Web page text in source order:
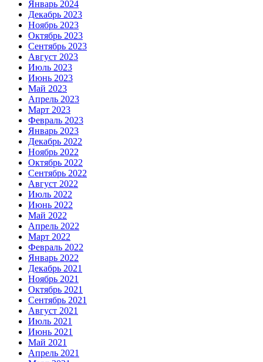
Январь 2024
Декабрь 2023
Ноябрь 2023
Октябрь 2023
Сентябрь 2023
Август 2023
Июль 2023
Июнь 2023
Май 2023
Апрель 2023
Март 2023
Февраль 2023
Январь 2023
Декабрь 2022
Ноябрь 2022
Октябрь 2022
Сентябрь 2022
Август 2022
Июль 2022
Июнь 2022
Май 2022
Апрель 2022
Март 2022
Февраль 2022
Январь 2022
Декабрь 2021
Ноябрь 2021
Октябрь 2021
Сентябрь 2021
Август 2021
Июль 2021
Июнь 2021
Май 2021
Апрель 2021